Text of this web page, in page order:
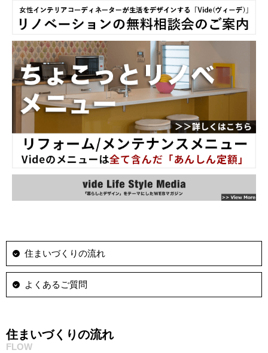
住まいづくりの流れ
よくあるご質問
住まいづくりの流れ
FLOW